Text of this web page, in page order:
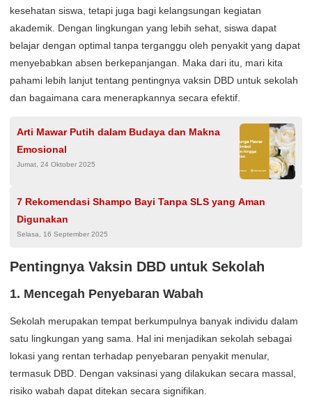
kesehatan siswa, tetapi juga bagi kelangsungan kegiatan
akademik. Dengan lingkungan yang lebih sehat, siswa dapat
belajar dengan optimal tanpa terganggu oleh penyakit yang dapat
menyebabkan absen berkepanjangan. Maka dari itu, mari kita
pahami lebih lanjut tentang pentingnya vaksin DBD untuk sekolah
dan bagaimana cara menerapkannya secara efektif.
Arti Mawar Putih dalam Budaya dan Makna
Emosional
Jumat, 24 Oktober 2025
7 Rekomendasi Shampo Bayi Tanpa SLS yang Aman
Digunakan
Selasa, 16 September 2025
Pentingnya Vaksin DBD untuk Sekolah
1. Mencegah Penyebaran Wabah
Sekolah merupakan tempat berkumpulnya banyak individu dalam
satu lingkungan yang sama. Hal ini menjadikan sekolah sebagai
lokasi yang rentan terhadap penyebaran penyakit menular,
termasuk DBD. Dengan vaksinasi yang dilakukan secara massal,
risiko wabah dapat ditekan secara signifikan.